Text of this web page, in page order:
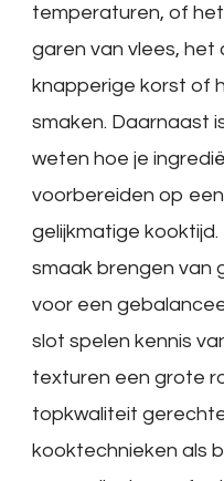
temperaturen, of
garen van vlees, het
knapperige korst of
smaken. Daarnaast
weten hoe je
voorbereiden op
gelijkmatige
smaak brengen van
voor een
slot spelen kennis
texturen een grote
topkwaliteit
kooktechnieken als